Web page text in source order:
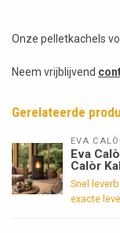
Onze pelletkachels
Neem vrijblijvend
Gerelateerde
EVA
Eva
Calòr
Snel
exacte